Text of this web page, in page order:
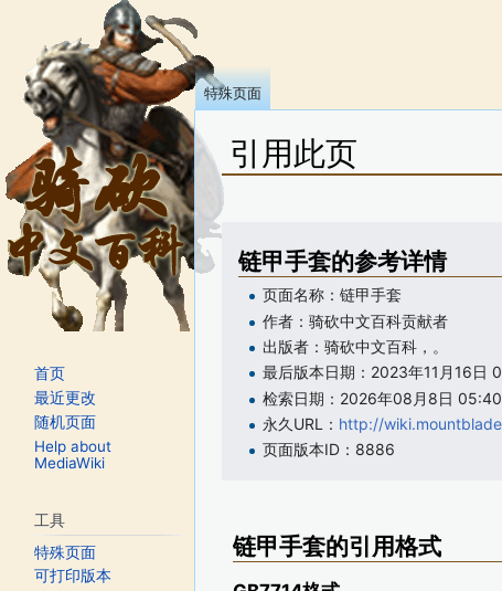
引用此页
跳转至：
链甲手套的参考详情
页面名称：链甲手套
作者：骑砍中文百科贡献者
出版者：骑砍中文百科，。
最后版本日期：2023年11月16日
检索日期：2026年08月8日
永久URL： http://
页面版本ID：8886
链甲手套的引用格式
特殊页面
首页
最近更改
随机页面
Help about
MediaWiki
工具
特殊页面
可打印版本